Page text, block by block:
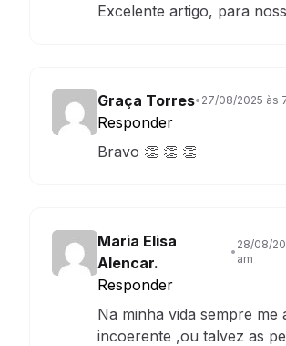
Excelente artigo, para
Graça Torres• 27/08/2025 às
Responder
Bravo 👏 👏 👏
Maria Elisa
Alencar.
•
28/08/
am
Responder
Na minha vida sempre me
incoerente ,ou talvez as